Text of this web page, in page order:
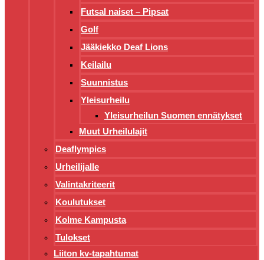
Futsal naiset – Pipsat
Golf
Jääkiekko Deaf Lions
Keilailu
Suunnistus
Yleisurheilu
Yleisurheilun Suomen ennätykset
Muut Urheilulajit
Deaflympics
Urheilijalle
Valintakriteerit
Koulutukset
Kolme Kampusta
Tulokset
Liiton kv-tapahtumat